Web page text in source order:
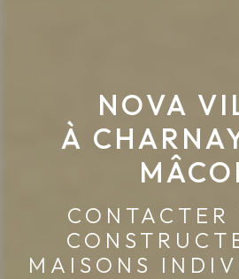
NOVA
À
CONTACTER
MAISONS